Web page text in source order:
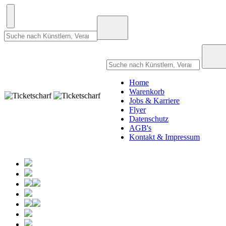
Home
Warenkorb
Jobs & Karriere
Flyer
Datenschutz
AGB's
Kontakt & Impressum